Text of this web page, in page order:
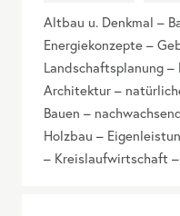
Altbau u. Denkmal –
Energiekonzepte –
Landschaftsplanung
Architektur –
Bauen –
Holzbau –
– Kreislaufwirtschaft –